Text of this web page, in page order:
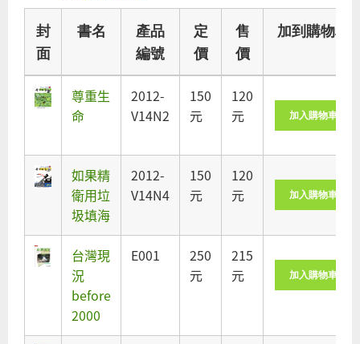
封
面
書名
產品
編號
定
價
售
價
加到購物車
尊重生
命
2012-
V14N2
150
元
120
元
如果精
衛用垃
圾填海
2012-
V14N4
150
元
120
元
台灣現
況
before
2000
E001
250
元
215
元